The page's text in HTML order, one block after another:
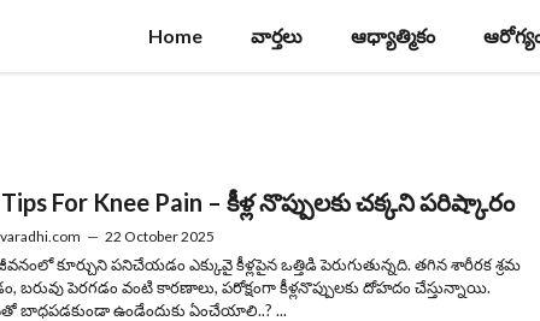
Home వార్తలు ఆధ్యాత్మికం
For Knee Pain – కీళ్ల నొప్పులకు చక్కని పరిష్కారం
— 22 October 2025
కూర్చుని ప‌నిచేయ‌డం ఎక్కువై కీళ్లపైన ఒత్తిడి పెరుగుతున్నది. తగిన శారీరక శ్రమ
బరువు పెరగడం వంటి కారణాలు, పరోక్షంగా కీళ్లనొప్పులకు దోహదం చేస్తున్నాయి.
బాధ‌ప‌డ‌కుండా ఉండేందుకు ఏంచేయాలి..? ...